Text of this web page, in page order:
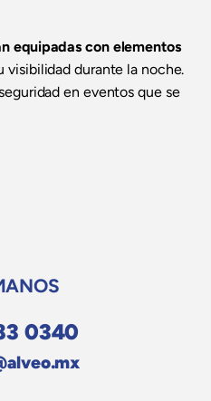
equipadas con elementos
visibilidad durante la noche.
en eventos que se
0340